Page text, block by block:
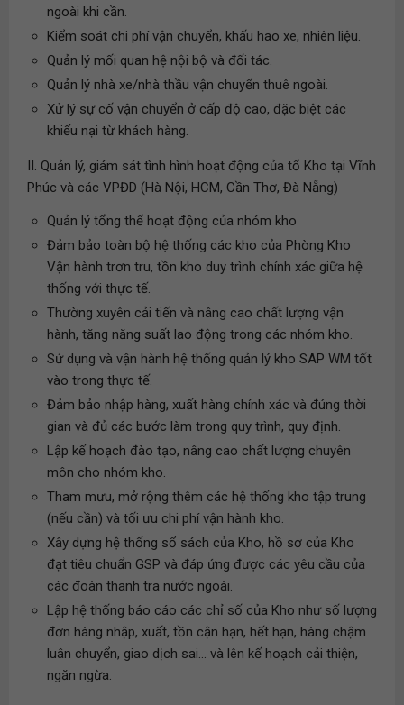
ngoài khi cần.
Kiểm soát chi phí vận chuyển, khấu hao xe, nhiên liệu.
Quản lý mối quan hệ nội bộ và đối tác.
Quản lý nhà xe/nhà thầu vận chuyển thuê ngoài.
Xử lý sự cố vận chuyển ở cấp độ cao, đặc biệt các
khiếu nại từ khách hàng.
II. Quản lý, giám sát tình hình hoạt động của tổ Kho tại Vĩnh
Phúc và các VPĐD (Hà Nội, HCM, Cần Thơ, Đà Nẵng)
Quản lý tổng thể hoạt động của nhóm kho
Đảm bảo toàn bộ hệ thống các kho của Phòng Kho
Vận hành trơn tru, tồn kho duy trình chính xác giữa hệ
thống với thực tế.
Thường xuyên cải tiến và nâng cao chất lượng vận
hành, tăng năng suất lao động trong các nhóm kho.
Sử dụng và vận hành hệ thống quản lý kho SAP WM tốt
vào trong thực tế.
Đảm bảo nhập hàng, xuất hàng chính xác và đúng thời
gian và đủ các bước làm trong quy trình, quy định.
Lập kế hoạch đào tạo, nâng cao chất lượng chuyên
môn cho nhóm kho.
Tham mưu, mở rộng thêm các hệ thống kho tập trung
(nếu cần) và tối ưu chi phí vận hành kho.
Xây dựng hệ thống sổ sách của Kho, hồ sơ của Kho
đạt tiêu chuẩn GSP và đáp ứng được các yêu cầu của
các đoàn thanh tra nước ngoài.
Lập hệ thống báo cáo các chỉ số của Kho như số lượng
đơn hàng nhập, xuất, tồn cận hạn, hết hạn, hàng chậm
luân chuyển, giao dịch sai... và lên kế hoạch cải thiện,
ngăn ngừa.